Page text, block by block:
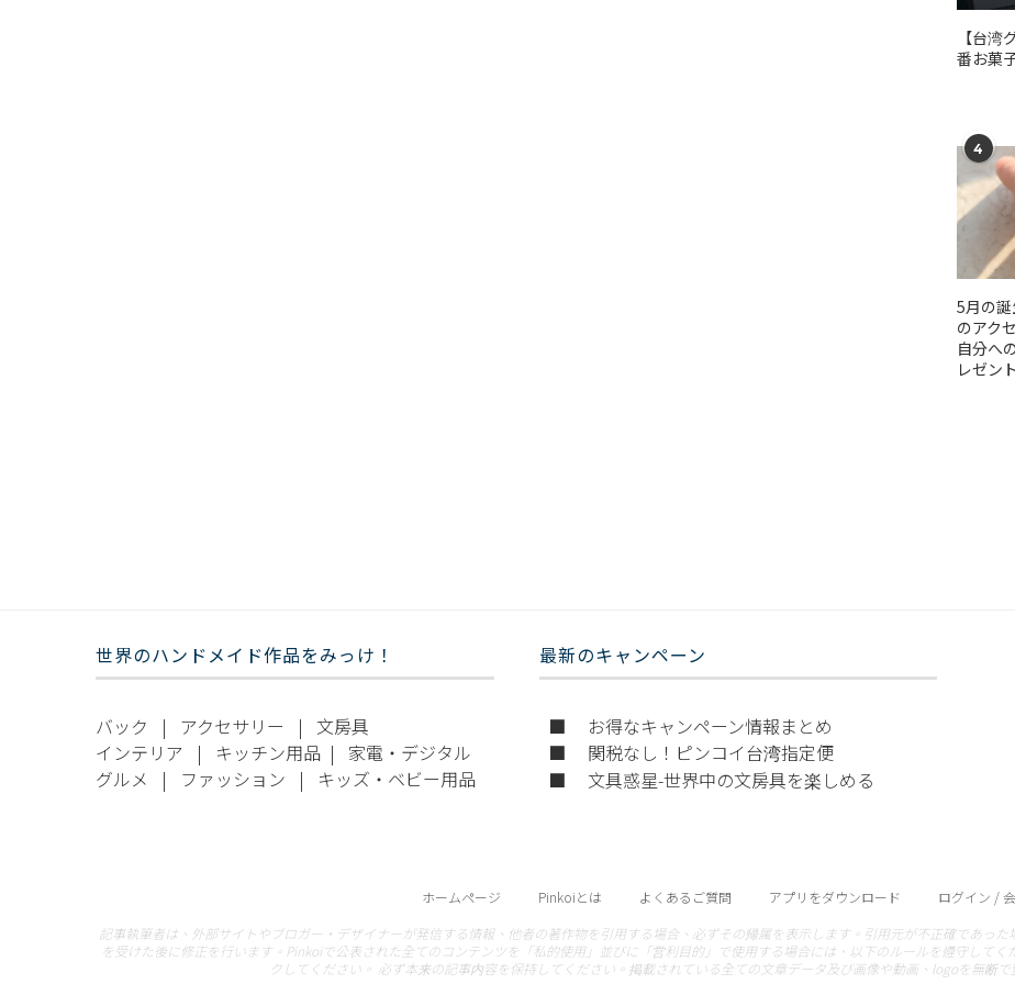
【台湾
番お菓
4
5月の誕
のアク
自分へ
レゼン
世界のハンドメイド作品をみっけ！
バック | アクセサリー | 文房具
インテリア | キッチン用品 | 家電・デジタル
グルメ | ファッション | キッズ・ベビー用品
最新のキャンペーン
■ お得なキャンペーン情報まとめ
■ 関税なし！ピンコイ台湾指定便
■ 文具惑星-世界中の文房具を楽しめる
ホームページ Pinkoiとは よくあるご質問 アプリをダウンロード
ログイン /
記事執筆者は、外部サイトやブロガー・デザイナーが発信する情報、他者の著作物を引用する場合、必ずその帰属を表示します。引用元が不正確であっ
を受けた後に修正を行います。Pinkoiで公表された全てのコンテンツを「私的使用」並びに「営利目的」で使用する場合には、以下のルールを遵守して
クしてください。 必ず本来の記事内容を保持してください。掲載されている全ての文章データ及び画像や動画、logoを無断